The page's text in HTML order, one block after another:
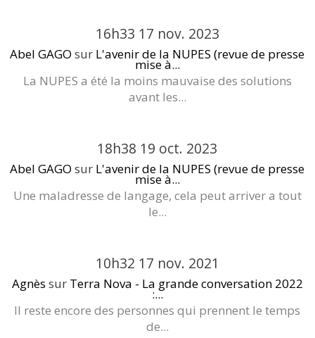
16h33 17 nov. 2023
Abel GAGO sur L'avenir de la NUPES (revue de presse
mise à...
La NUPES a été la moins mauvaise des solutions
avant les...
18h38 19 oct. 2023
Abel GAGO sur L'avenir de la NUPES (revue de presse
mise à...
Une maladresse de langage, cela peut arriver a tout
le...
10h32 17 nov. 2021
Agnès sur Terra Nova - La grande conversation 2022
:...
Il reste encore des personnes qui prennent le temps
de...